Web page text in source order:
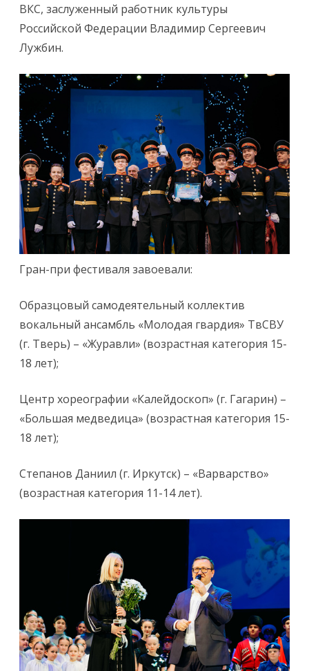
ВКС, заслуженный работник культуры
Российской Федерации Владимир Сергеевич
Лужбин.
Гран-при фестиваля завоевали:
Образцовый самодеятельный коллектив
вокальный ансамбль «Молодая гвардия» ТвСВУ
(г. Тверь) – «Журавли» (возрастная категория 15-
18 лет);
Центр хореографии «Калейдоскоп» (г. Гагарин) –
«Большая медведица» (возрастная категория 15-
18 лет);
Степанов Даниил (г. Иркутск) – «Варварство»
(возрастная категория 11-14 лет).